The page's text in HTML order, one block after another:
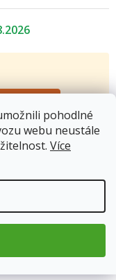
pohodlné
webu neustále
Více
košíku